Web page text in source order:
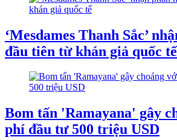
‘Mesdames Thanh Sắc’
đầu tiên từ khán giả quốc tế
Bom tấn 'Ramayana' gây
phí đầu tư 500 triệu USD